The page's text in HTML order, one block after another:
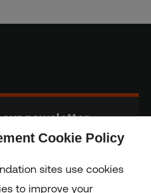
our newsletter
Cookie Policy
sites use cookies
to improve your